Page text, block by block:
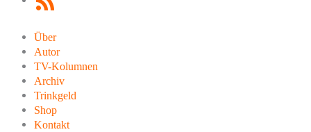
Über
Autor
TV-Kolumnen
Archiv
Trinkgeld
Shop
Kontakt